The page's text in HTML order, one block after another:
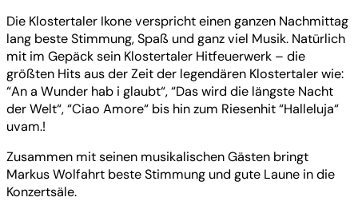
Die Klostertaler Ikone verspricht einen ganzen Nachmittag
lang beste Stimmung, Spaß und ganz viel Musik. Natürlich
mit im Gepäck sein Klostertaler Hitfeuerwerk – die
größten Hits aus der Zeit der legendären Klostertaler wie:
“An a Wunder hab i glaubt“, “Das wird die längste Nacht
der Welt“, “Ciao Amore“ bis hin zum Riesenhit “Halleluja“
uvam.!
Zusammen mit seinen musikalischen Gästen bringt
Markus Wolfahrt beste Stimmung und gute Laune in die
Konzertsäle.